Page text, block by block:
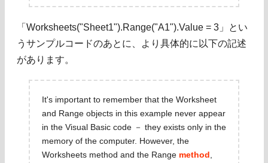
「Worksheets("Sheet1").Range("A1").Value = 3」とい
うサンプルコードのあとに、より具体的に以下の記述
があります。
It's important to remember that the Worksheet
and Range objects in this example never appear
in the Visual Basic code － they exists only in the
memory of the computer. However, the
Worksheets method and the Range method